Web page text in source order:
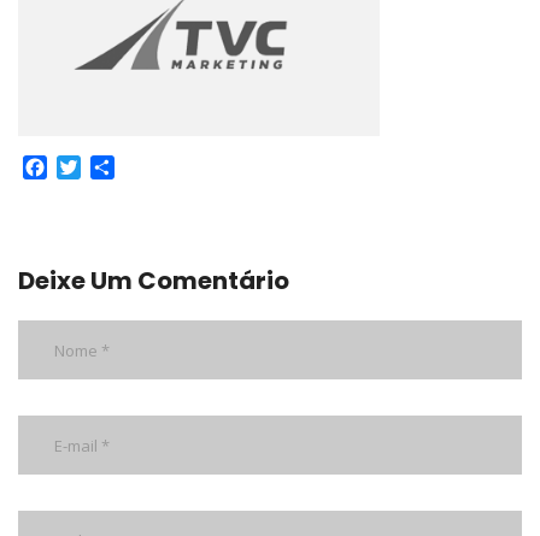
Facebook
Twitter
Deixe Um Comentário